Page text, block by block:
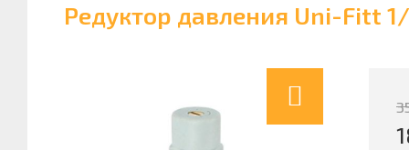
Редуктор давления Uni-Fitt